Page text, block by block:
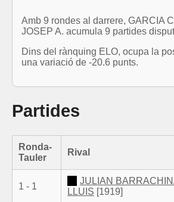
Amb 9 rondes al darrere, GARCIA
JOSEP A. acumula 9 partides
Dins del rànquing ELO, ocupa la
una variació de -20.6 punts.
Partides
Ronda-
Tauler
Rival
1 - 1
JULIAN
LLUIS [1919]